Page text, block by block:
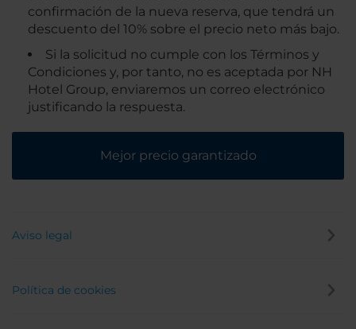
confirmación de la nueva reserva, que tendrá un
descuento del 10% sobre el precio neto más bajo.
Si la solicitud no cumple con los Términos y
Condiciones y, por tanto, no es aceptada por NH
Hotel Group, enviaremos un correo electrónico
justificando la respuesta.
Mejor precio garantizado
Aviso legal
Política de cookies